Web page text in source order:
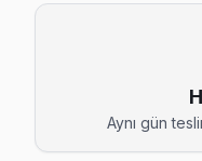
Firuzköy
Firuzköy
AvcılarAynı gün